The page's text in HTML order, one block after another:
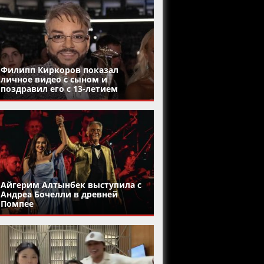
Филипп Киркоров показал
личное видео с сыном и
поздравил его с 13-летием
Айгерим Алтынбек выступила с
Андреа Бочелли в древней
Помпее